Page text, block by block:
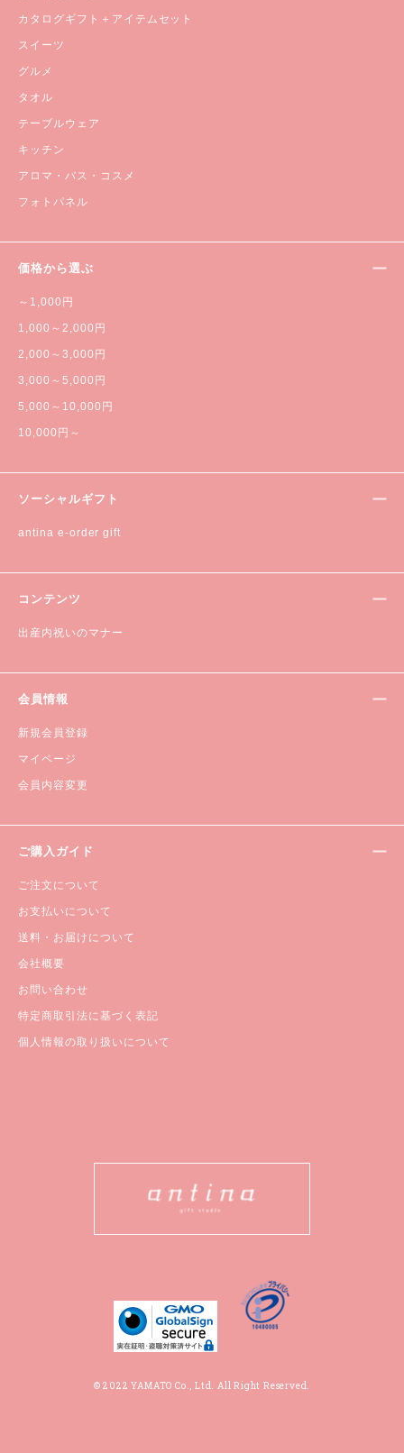
カタログギフト＋アイテムセット
スイーツ
グルメ
タオル
テーブルウェア
キッチン
アロマ・バス・コスメ
フォトパネル
価格から選ぶ
～1,000円
1,000～2,000円
2,000～3,000円
3,000～5,000円
5,000～10,000円
10,000円～
ソーシャルギフト
antina e-order gift
コンテンツ
出産内祝いのマナー
会員情報
新規会員登録
マイページ
会員内容変更
ご購入ガイド
ご注文について
お支払いについて
送料・お届けについて
会社概要
お問い合わせ
特定商取引法に基づく表記
個人情報の取り扱いについて
© 2022 YAMATO Co., Ltd. All Right Reserved.